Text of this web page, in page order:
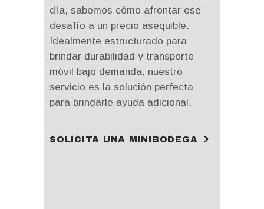
BLOG
SOLICITA UNA
MINIBODEGA
día, sabemos cómo afrontar ese
desafío a un precio asequible.
Idealmente estructurado para
brindar durabilidad y transporte
móvil bajo demanda, nuestro
servicio es la solución perfecta
para brindarle ayuda adicional.
SOLICITA UNA MINIBODEGA